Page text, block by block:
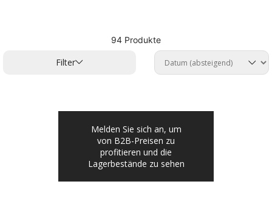
94 Produkte
Filter
Melden Sie sich an, um
von B2B-Preisen zu
profitieren und die
Lagerbestände zu sehen